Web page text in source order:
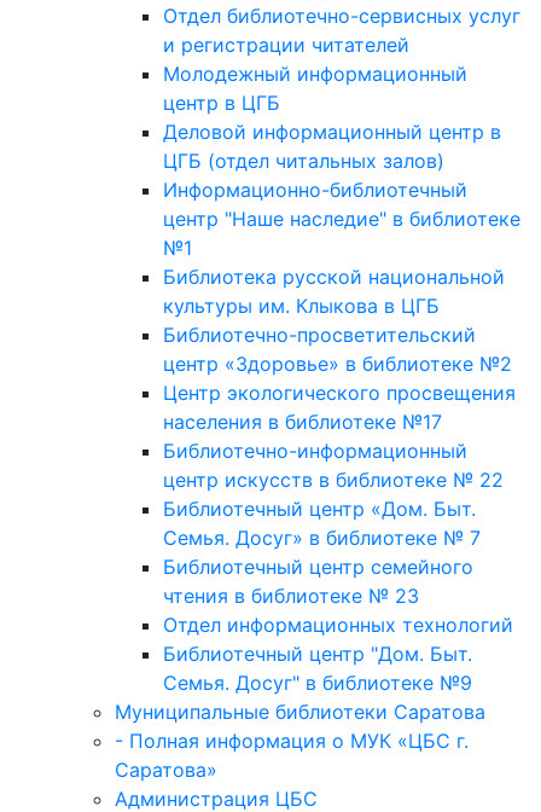
Отдел библиотечно-сервисных услуг
и регистрации читателей
Молодежный информационный
центр в ЦГБ
Деловой информационный центр в
ЦГБ (отдел читальных залов)
Информационно-библиотечный
центр "Наше наследие" в библиотеке
№1
Библиотека русской национальной
культуры им. Клыкова в ЦГБ
Библиотечно-просветительский
центр «Здоровье» в библиотеке №2
Центр экологического просвещения
населения в библиотеке №17
Библиотечно-информационный
центр искусств в библиотеке № 22
Библиотечный центр «Дом. Быт.
Семья. Досуг» в библиотеке № 7
Библиотечный центр семейного
чтения в библиотеке № 23
Отдел информационных технологий
Библиотечный центр "Дом. Быт.
Семья. Досуг" в библиотеке №9
Муниципальные библиотеки Саратова
- Полная информация о МУК «ЦБС г.
Саратова»
Администрация ЦБС